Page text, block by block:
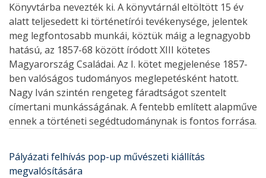
Könyvtárba nevezték ki. A könyvtárnál eltöltött 15 év
alatt teljesedett ki történetírói tevékenysége, jelentek
meg legfontosabb munkái, köztük máig a legnagyobb
hatású, az 1857-68 között íródott XIII kötetes
Magyarország Családai. Az I. kötet megjelenése 1857-
ben valóságos tudományos meglepetésként hatott.
Nagy Iván szintén rengeteg fáradtságot szentelt
címertani munkásságának. A fentebb említett alapműve
ennek a történeti segédtudománynak is fontos forrása.
Pályázati felhívás pop-up művészeti kiállítás
megvalósítására